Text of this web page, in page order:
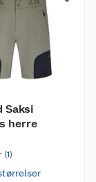
Saksi
herre
(1)